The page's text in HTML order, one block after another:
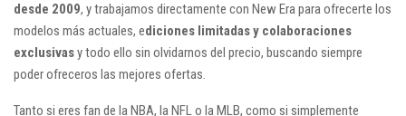
desde 2009, y trabajamos directamente con New Era para ofrecerte los
modelos más actuales, ediciones limitadas y colaboraciones
exclusivasy todo ello sin olvidarnos del precio, buscando siempre
poder ofreceros las mejores ofertas.
Tanto si eres fan de la NBA, la NFL o la MLB, como si simplemente